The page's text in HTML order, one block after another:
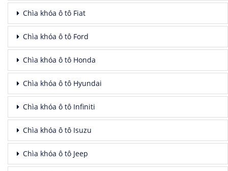
Chìa khóa ô tô Fiat
Chìa khóa ô tô Ford
Chìa khóa ô tô Honda
Chìa khóa ô tô Hyundai
Chìa khóa ô tô Infiniti
Chìa khóa ô tô Isuzu
Chìa khóa ô tô Jeep